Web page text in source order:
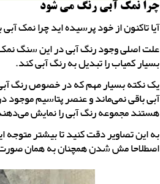
چرا نمک آبی رنگ می شود
آیا تاکنون از خود پرسیده اید چرا نمک
علت اصلی وجود رنگ آبی در این سنگ
بسیار کمیاب را تبدیل به رنگ آبی کند.
یک نکته بسیار مهم که در خصوص رنگ
آبی باقی نمی‌ماند و عنصر پتاسیم
هستند مجموعه رنگ آبی را نمایش
به این تصاویر دقت کنید تا بیشتر
اصطلاحا مش شدن همچنان به همان صورت